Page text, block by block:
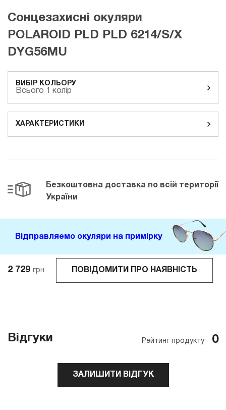
Сонцезахисні окуляри
POLAROID PLD PLD 6214/S/X
DYG56MU
ВИБІР КОЛЬОРУ
Всього 1 колір
ХАРАКТЕРИСТИКИ
2 729 грн ПОВІДОМИТИ ПРО НАЯВНІСТЬ
Безкоштовна доставка по всій території
України
Відправляемо окуляри на примірку
Відгуки Рейтинг продукту 0
ЗАЛИШИТИ ВІДГУК